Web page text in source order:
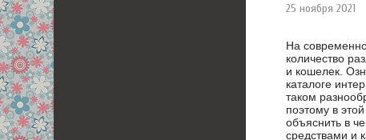
25 ноября 2021
На
количество
и кошелек.
каталоге
таком
поэтому в
объяснить в
средствами и